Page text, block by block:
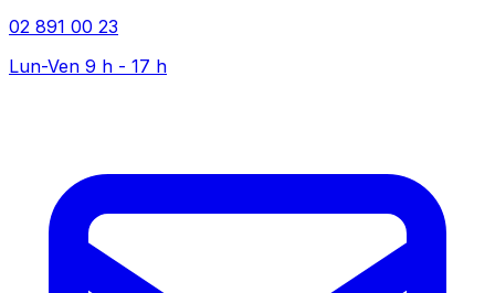
02 891 00 23
Lun-Ven 9 h - 17 h